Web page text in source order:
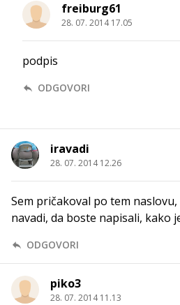
freiburg61
28. 07. 2014 17.05
podpis
ODGOVORI
iravadi
28. 07. 2014 12.26
Sem pričakoval po tem
navadi, da boste napisali, kako
ODGOVORI
piko3
28. 07. 2014 11.13